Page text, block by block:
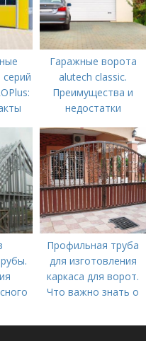
Гаражные ворота
alutech classic.
Преимущества и
недостатки
Профильная труба
для изготовления
каркаса для ворот.
Что важно знать о
изготовлении ворот?